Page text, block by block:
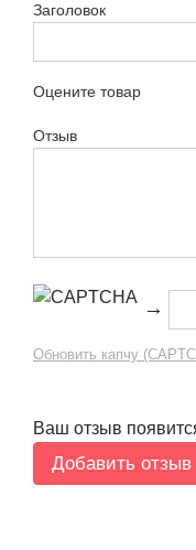
Заголовок
Оцените товар
Отзыв
→
Обновить капчу
Ваш отзыв